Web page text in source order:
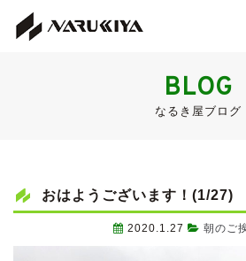
BLOG
なるき屋ブログ
おはようございます！(1/27)
2020.1.27 朝のご